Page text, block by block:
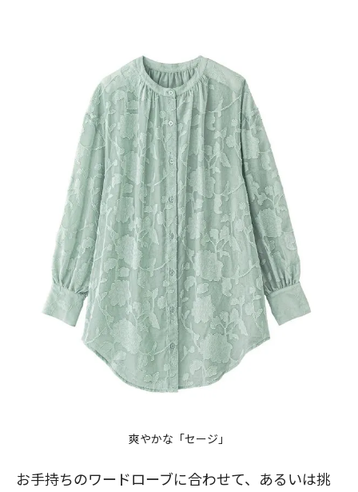
爽やかな「セージ」
お手持ちのワードローブに合わせて、あるいは挑